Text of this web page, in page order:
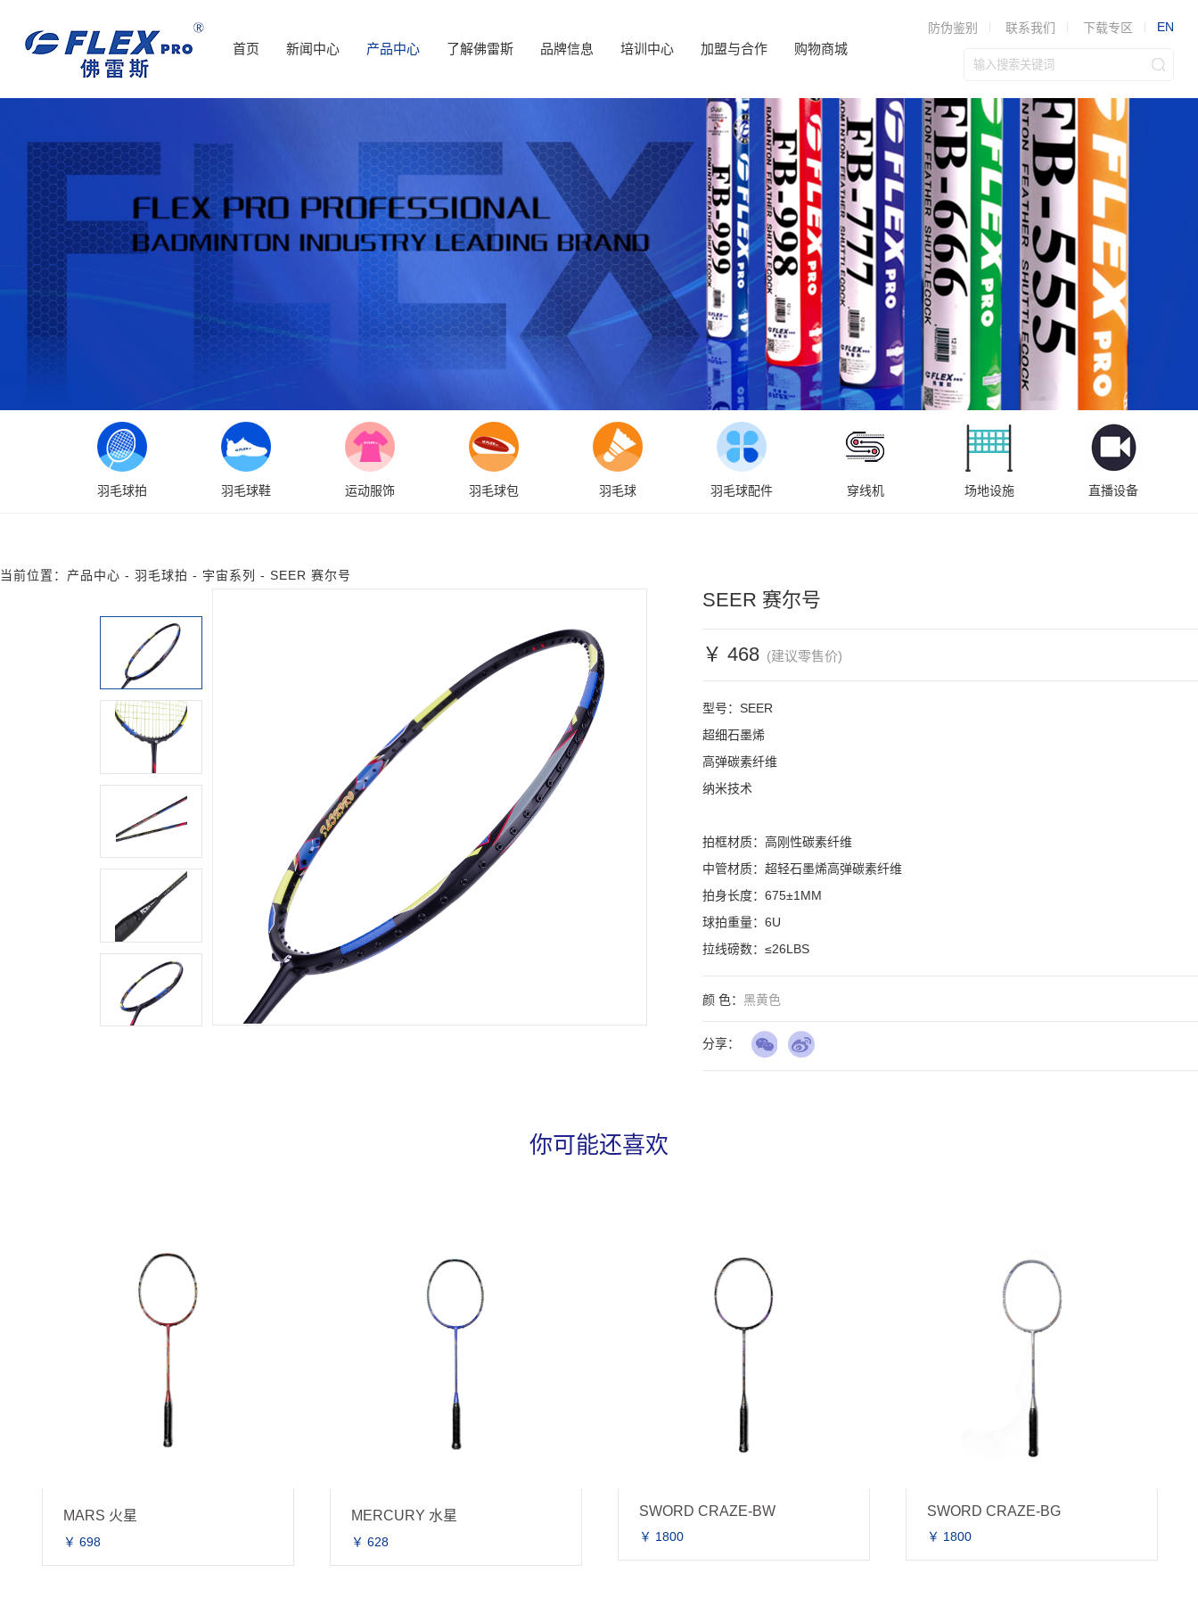
防伪鉴别 联系我们 下载专区 EN
首页 新闻中心 产品中心 了解佛雷斯 品牌信息 培训中心 加盟与合作 购物商城
羽毛球拍 羽毛球鞋 运动服饰 羽毛球包 羽毛球 羽毛球配件 穿线机 场地设施 直播设备
当前位置： 产品中心 - 羽毛球拍 - 宇宙系列 - SEER 赛尔号
SEER 赛尔号
￥ 468(建议零售价)
型号：SEER
超细石墨烯
高弹碳素纤维
纳米技术
拍框材质：高刚性碳素纤维
中管材质：超轻石墨烯高弹碳素纤维
拍身长度：675±1MM
球拍重量：6U
拉线磅数：≤26LBS
颜 色： 黑黄色
分享：
你可能还喜欢
MARS 火星
￥ 698
MERCURY 水星
￥ 628
SWORD CRAZE-BW
￥ 1800
SWORD CRAZE-BG
￥ 1800